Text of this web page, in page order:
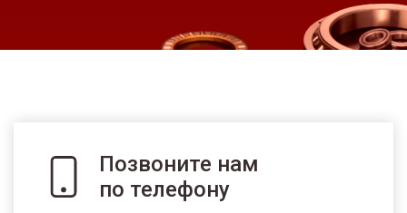
Позвоните нам
по телефону